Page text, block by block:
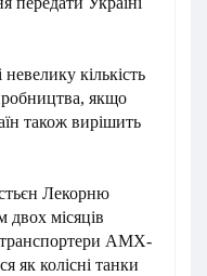
кількість
якщо
також вирішить
Лекорню
двох місяців
AMX-
як колісні танки